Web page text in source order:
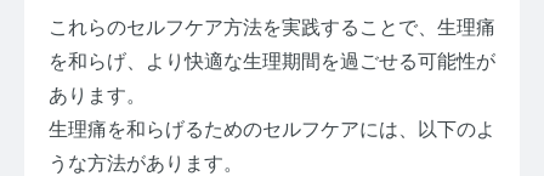
これらのセルフケア方法を実践することで、生理痛
を和らげ、より快適な生理期間を過ごせる可能性が
あります。
生理痛を和らげるためのセルフケアには、以下のよ
うな方法があります。